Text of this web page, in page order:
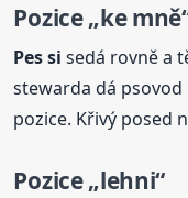
Pozice „ke
Pes si sedá rovně a
stewarda dá
pozice. Křivý posed
Pozice „lehni“